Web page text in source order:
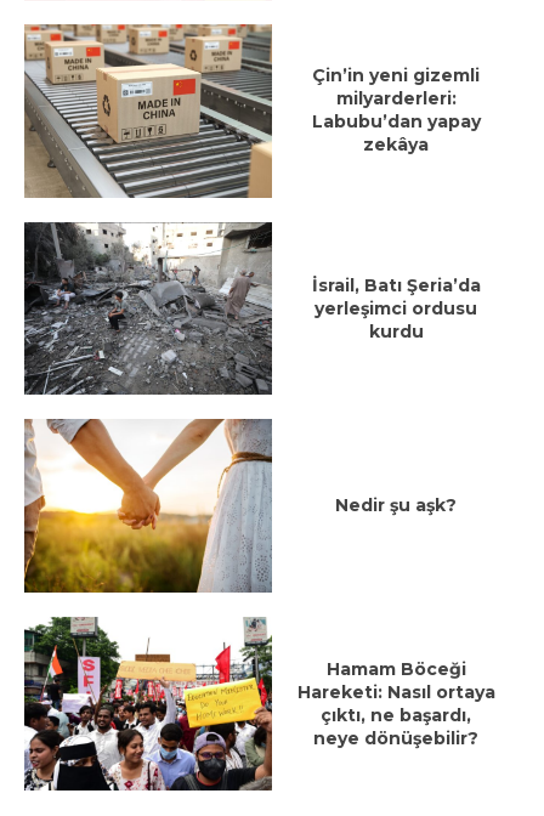
Çin’in yeni gizemli
milyarderleri:
Labubu’dan yapay
zekâya
İsrail, Batı Şeria’da
yerleşimci ordusu
kurdu
Nedir şu aşk?
Hamam Böceği
Hareketi: Nasıl ortaya
çıktı, ne başardı,
neye dönüşebilir?